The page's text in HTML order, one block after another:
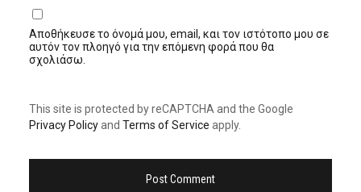
Αποθήκευσε το όνομά μου, email, και τον ιστότοπο μου σε
αυτόν τον πλοηγό για την επόμενη φορά που θα
σχολιάσω.
This site is protected by reCAPTCHA and the Google
Privacy Policyand Terms of Service apply.